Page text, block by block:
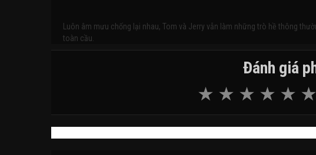
Luôn âm mưu chống lại nhau, Tom và Jerry vẫn làm những trò hề thông
toàn cầu.
Đánh giá